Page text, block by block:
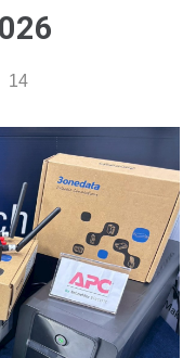
14